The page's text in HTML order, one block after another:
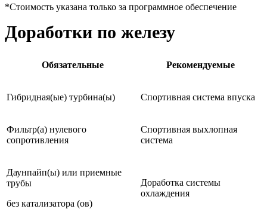
*Стоимость указана только за программное обеспечение
Доработки по железу
Обязательные Рекомендуемые
Гибридная(ые) турбина(ы) Спортивная система впуска
Фильтр(а) нулевого
сопротивления
Спортивная выхлопная
система
Даунпайп(ы) или приемные
трубы
без катализатора (ов)
Доработка системы
охлаждения